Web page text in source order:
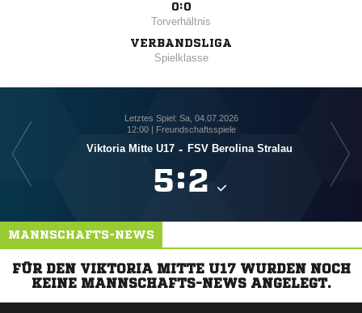
0:0
Torverhältnis
VERBANDSLIGA
Spielklasse
Letztes Spiel: Sa, 04.07.2026
12:00 | Freundschaftsspiele
Viktoria Mitte U17 - FSV Berolina Stralau
:
MANNSCHAFTS-NEWS
FÜR DEN VIKTORIA MITTE U17 WURDEN NOCH
KEINE MANNSCHAFTS-NEWS ANGELEGT.